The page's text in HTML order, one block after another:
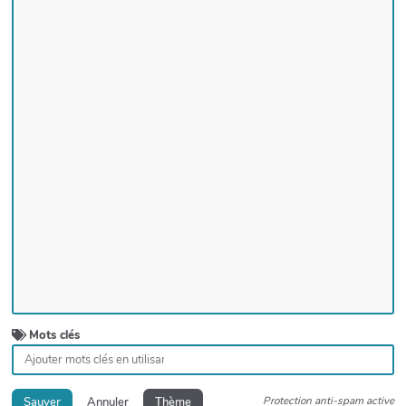
Mots clés
Sauver Annuler Thème Protection anti-spam active